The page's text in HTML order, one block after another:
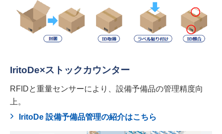
IritoDe×ストックカウンター
RFIDと重量センサーにより、設備予備品の管理精度向
上。
IritoDe 設備予備品管理の紹介はこちら